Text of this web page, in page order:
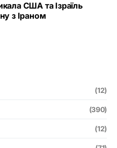
США та Ізраїль
з Іраном
(12)
(390)
(12)